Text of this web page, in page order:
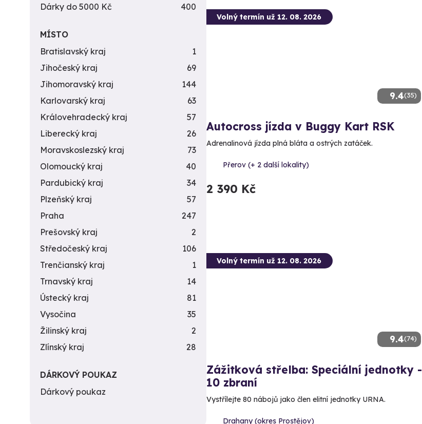
9.4(35)
Volný termín už 12. 08. 2026
Autocross jízda v Buggy Kart RSK
Adrenalinová jízda plná bláta a ostrých zatáček.
Přerov (+ 2 další lokality)
2 390 Kč
9.4(74)
Volný termín už 12. 08. 2026
Zážitková střelba: Speciální jednotky -
10 zbraní
Vystřílejte 80 nábojů jako člen elitní jednotky URNA.
Drahany (okres Prostějov)
Dárky do 5000 Kč
400
MÍSTO
Bratislavský kraj
1
Jihočeský kraj
69
Jihomoravský kraj
144
Karlovarský kraj
63
Královehradecký kraj
57
Liberecký kraj
26
Moravskoslezský kraj
73
Olomoucký kraj
40
Pardubický kraj
34
Plzeňský kraj
57
Praha
247
Prešovský kraj
2
Středočeský kraj
106
Trenčianský kraj
1
Trnavský kraj
14
Ústecký kraj
81
Vysočina
35
Žilinský kraj
2
Zlínský kraj
28
DÁRKOVÝ POUKAZ
Dárkový poukaz